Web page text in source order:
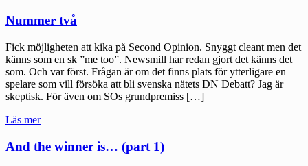
Nummer två
Fick möjligheten att kika på Second Opinion. Snyggt cleant men det
känns som en sk ”me too”. Newsmill har redan gjort det känns det
som. Och var först. Frågan är om det finns plats för ytterligare en
spelare som vill försöka att bli svenska nätets DN Debatt? Jag är
skeptisk. För även om SOs grundpremiss […]
Läs mer"Nummer
And the winner is… (part 1)